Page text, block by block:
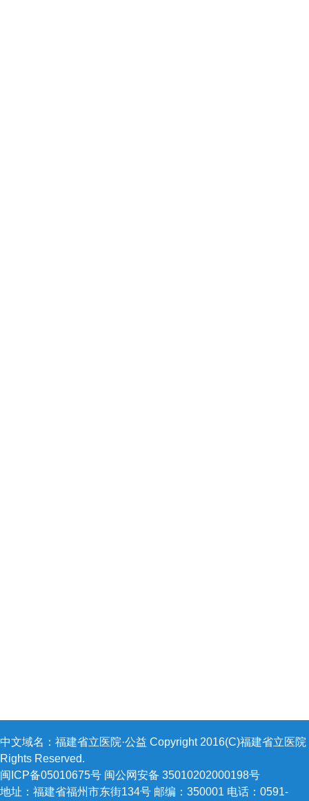
中文域名：福建省立医院·公益 Copyright 2016(C)福建省立医院
Rights Reserved.
闽ICP备05010675号 闽公网安备 35010202000198号
地址：福建省福州市东街134号 邮编：350001 电话：0591-